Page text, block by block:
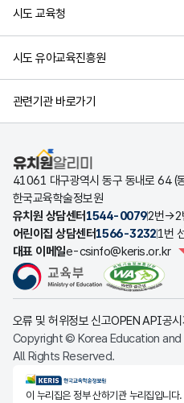
시도 교육청
시도 유아교육진흥원
관련기관 바로가기
유치원알리미
41061 대구광역시 동구 동내로 64 (
한국교육학술정보원
유치원 상담센터 1544-00792번→2
어린이집 상담센터1566-32321번
대표 이메일e-csinfo@keris.or.kr
오류 및 허위정보 신고OPEN API공
Copyright © Korea Education
All Rights Reserved.
KERIS한국교육학술정보원
이 누리집은 정부 산하기관 누리집입니다.